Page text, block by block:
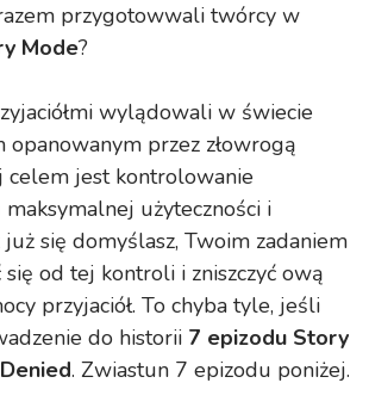
przygotowwali twórcy w
Mode?
wylądowali w świecie
przez złowrogą
celem jest kontrolowanie
użyteczności i
już się domyślasz, Twoim zadaniem
od tej kontroli i zniszczyć ową
przyjaciół. To chyba tyle, jeśli
do historii 7 epizodu Story
. Zwiastun 7 epizodu poniżej.